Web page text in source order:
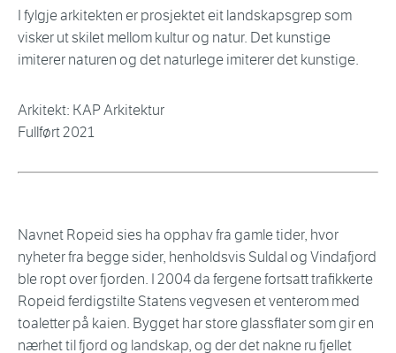
I fylgje arkitekten er prosjektet eit landskapsgrep som
visker ut skilet mellom kultur og natur. Det kunstige
imiterer naturen og det naturlege imiterer det kunstige.
Arkitekt: KAP Arkitektur
Fullført 2021
Navnet Ropeid sies ha opphav fra gamle tider, hvor
nyheter fra begge sider, henholdsvis Suldal og Vindafjord
ble ropt over fjorden. I 2004 da fergene fortsatt trafikkerte
Ropeid ferdigstilte Statens vegvesen et venterom med
toaletter på kaien. Bygget har store glassflater som gir en
nærhet til fjord og landskap, og der det nakne ru fjellet